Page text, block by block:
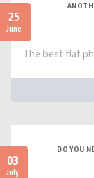
25
June
The best flat
03
July
DO YOU